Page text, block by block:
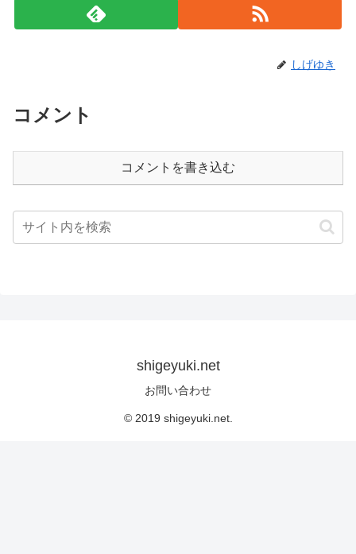
しげゆき
コメント
コメントを書き込む
shigeyuki.net
お問い合わせ
© 2019 shigeyuki.net.